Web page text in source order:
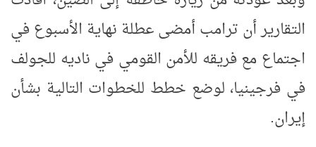
التقارير أن ترامب أمضى عطلة نهاية الأسبوع في
اجتماع مع فريقه للأمن القومي في ناديه للجولف
في فرجينيا، لوضع خطط للخطوات التالية بشأن
إيران.